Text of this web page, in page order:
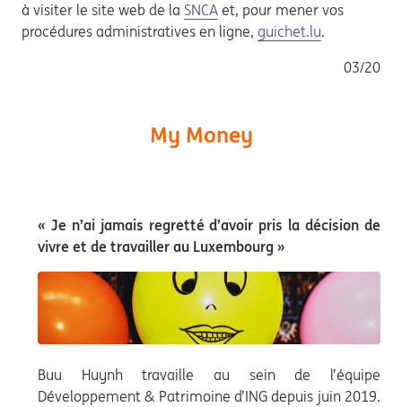
à visiter le site web de la SNCA et, pour mener vos
procédures administratives en ligne, guichet.lu.
03/20
My Money
« Je n’ai jamais regretté d’avoir pris la décision de
vivre et de travailler au Luxembourg »
Buu Huynh travaille au sein de l’équipe
Développement & Patrimoine d’ING depuis juin 2019.